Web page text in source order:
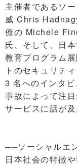
主催者であるソ
威 Chris
僚の Michele
氏、そして、日
教育プログラム
トのセキュリテ
3 名へのインタ
事故によって注
サービスに話が
──ソーシャルエ
日本社会の特徴